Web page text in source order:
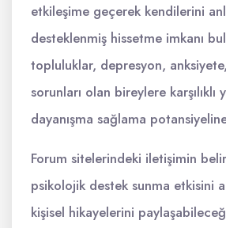
etkileşime geçerek kendilerini
desteklenmiş hissetme imkanı
topluluklar, depresyon,
sorunları olan bireylere karşılıklı
dayanışma sağlama
Forum sitelerindeki iletişimin
psikolojik destek sunma etkisini
kişisel hikayelerini